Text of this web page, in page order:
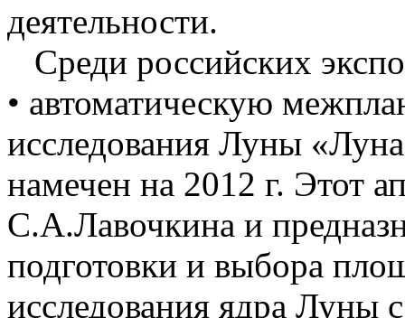
деятельности.
Среди российских
• автоматическую
исследования Луны
намечен на 2012 г. Этот
С.А.Лавочкина и
подготовки и выбора
исследования ядра Луны